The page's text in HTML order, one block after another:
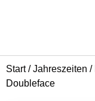
Start/Jahreszeiten /
Doubleface